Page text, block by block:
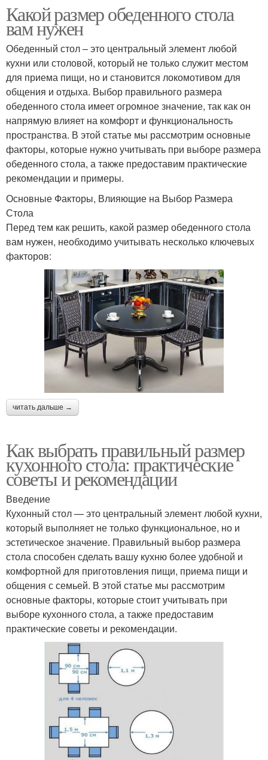
Какой размер обеденного стола
вам нужен
Обеденный стол – это центральный элемент любой
кухни или столовой, который не только служит местом
для приема пищи, но и становится локомотивом для
общения и отдыха. Выбор правильного размера
обеденного стола имеет огромное значение, так как он
напрямую влияет на комфорт и функциональность
пространства. В этой статье мы рассмотрим основные
факторы, которые нужно учитывать при выборе размера
обеденного стола, а также предоставим практические
рекомендации и примеры.
Основные Факторы, Влияющие на Выбор Размера
Стола
Перед тем как решить, какой размер обеденного стола
вам нужен, необходимо учитывать несколько ключевых
факторов:
читать дальше →
Как выбрать правильный размер
кухонного стола: практические
советы и рекомендации
Введение
Кухонный стол — это центральный элемент любой кухни,
который выполняет не только функциональное, но и
эстетическое значение. Правильный выбор размера
стола способен сделать вашу кухню более удобной и
комфортной для приготовления пищи, приема пищи и
общения с семьей. В этой статье мы рассмотрим
основные факторы, которые стоит учитывать при
выборе кухонного стола, а также предоставим
практические советы и рекомендации.